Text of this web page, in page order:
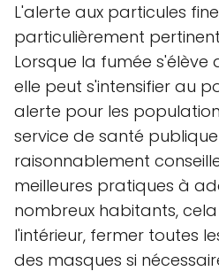
L'alerte aux particules
particulièrement
Lorsque la fumée s'élève
elle peut s'intensifier au
alerte pour les
service de santé
raisonnablement
meilleures pratiques à
nombreux habitants,
l'intérieur, fermer toutes
des masques si